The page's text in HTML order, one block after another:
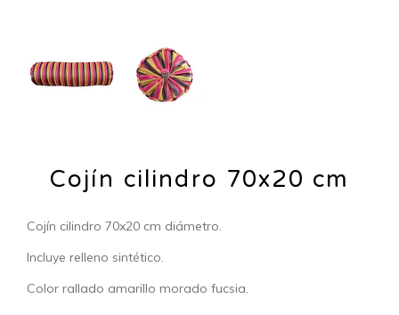
Cojín cilindro 70x20 cm
Cojín cilindro 70x20 cm diámetro.
Incluye relleno sintético.
Color rallado amarillo morado fucsia.